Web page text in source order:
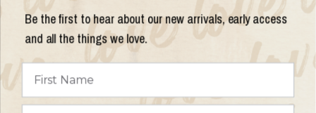
bijwerken
Be the first to hear about our new arrivals, early access
and all the things we love.